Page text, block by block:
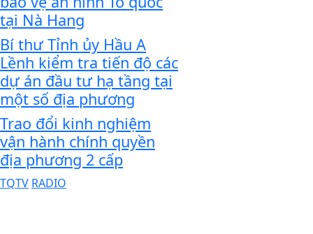
tại Nà Hang
Bí thư Tỉnh ủy Hầu A
Lềnh kiểm tra tiến độ các
dự án đầu tư hạ tầng tại
một số địa phương
Trao đổi kinh nghiệm
vận hành chính quyền
địa phương 2 cấp
TQTV RADIO